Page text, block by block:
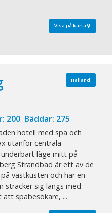
Visa på karta
Halland
200 Bäddar: 275
hotell med spa och
utanför centrala
läge mitt på
Strandbad är ett av de
västkusten och har en
sträcker sig längs med
spabesökare, ...